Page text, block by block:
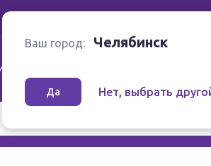
Ваш город: Челябинск
Да Нет, выбрать